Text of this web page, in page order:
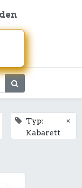
Typ:
Kabarett
×